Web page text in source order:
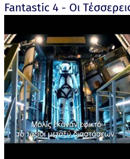
Hulk - 2008
Fantastic 4 - Οι